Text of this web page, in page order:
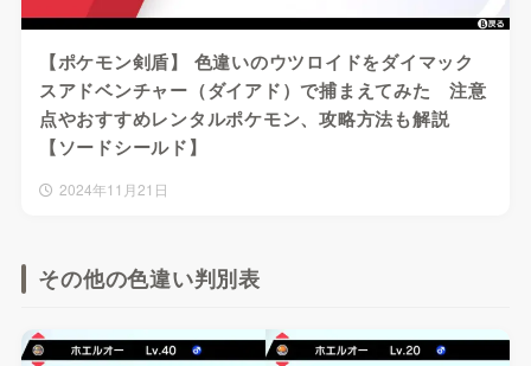
【ポケモン剣盾】 色違いのウツロイドをダイマック
スアドベンチャー（ダイアド）で捕まえてみた 注意
点やおすすめレンタルポケモン、攻略方法も解説
【ソードシールド】
2024年11月21日
その他の色違い判別表